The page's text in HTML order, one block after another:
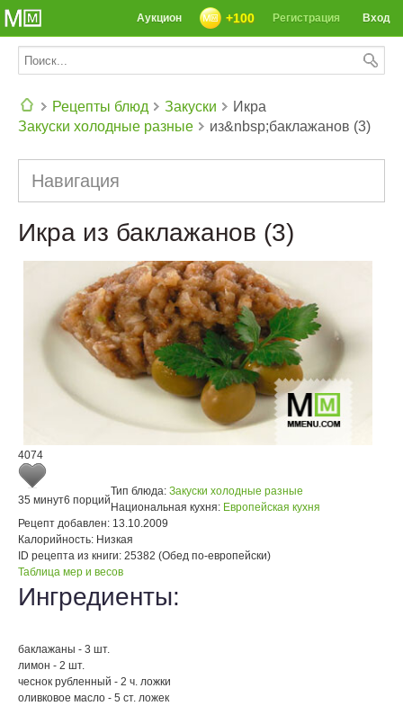
Вход
Регистрация
+100
Аукцион
Рецепты блюд
Закуски
Закуски холодные разные
Икра
из&nbsp;баклажанов (3)
Навигация
Икра из баклажанов (3)
4074
35 минут6 порций
Тип блюда: Закуски холодные разные
Национальная кухня: Европейская кухня
Рецепт добавлен: 13.10.2009
Калорийность: Низкая
ID рецепта из книги: 25382 (Обед по-европейски)
Таблица мер и весов
Ингредиенты:
баклажаны - 3 шт.
лимон - 2 шт.
чеснок рубленный - 2 ч. ложки
оливковое масло - 5 ст. ложек